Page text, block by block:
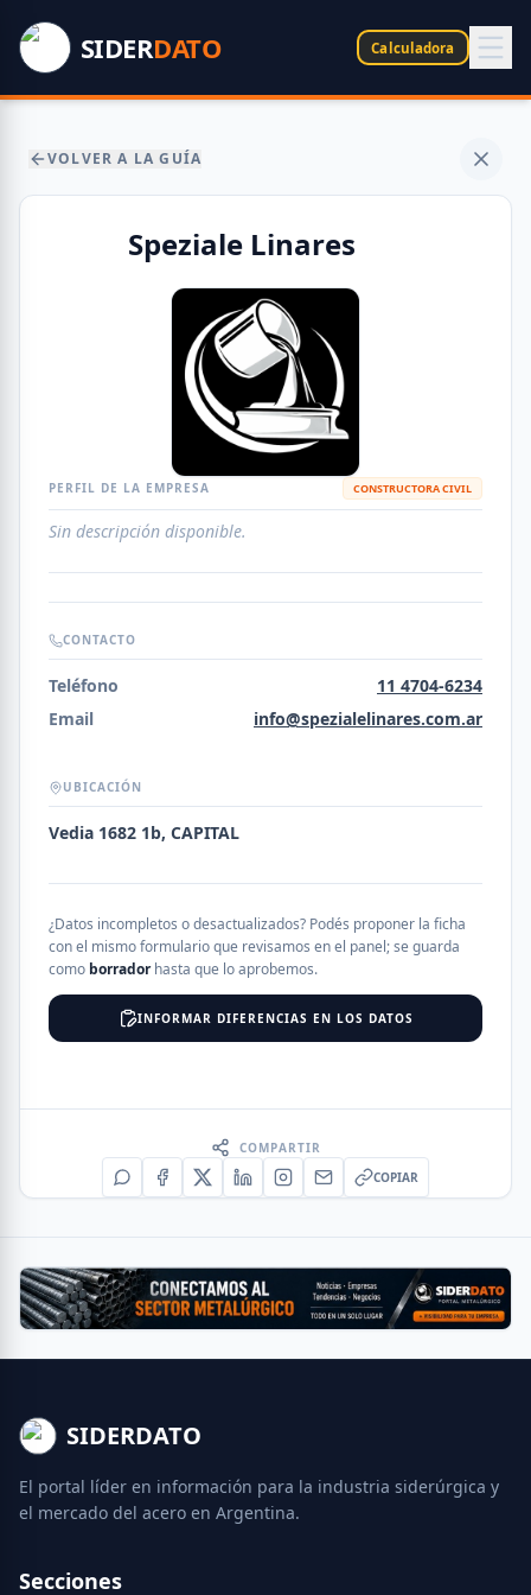
SIDERDATO Calculadora
VOLVER A LA GUÍA
Speziale Linares
PERFIL DE LA EMPRESA CONSTRUCTORA CIVIL
Sin descripción disponible.
CONTACTO
Teléfono
11 4704-6234
Email
info@spezialelinares.com.ar
UBICACIÓN
Vedia 1682 1b, CAPITAL
¿Datos incompletos o desactualizados? Podés proponer la ficha
con el mismo formulario que revisamos en el panel; se guarda
como borradorhasta que lo aprobemos.
INFORMAR DIFERENCIAS EN LOS DATOS
COMPARTIR
COPIAR
SIDERDATO
El portal líder en información para la industria siderúrgica y
el mercado del acero en Argentina.
Secciones